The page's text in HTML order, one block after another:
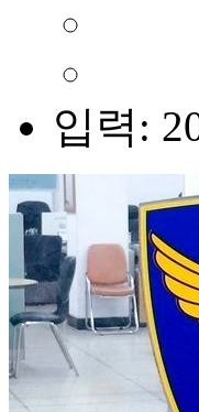
입력: